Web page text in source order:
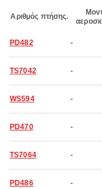
Αριθμός πτήσης.
PD482 -
TS7042 -
WS594 -
PD470 -
TS7064 -
PD486 -